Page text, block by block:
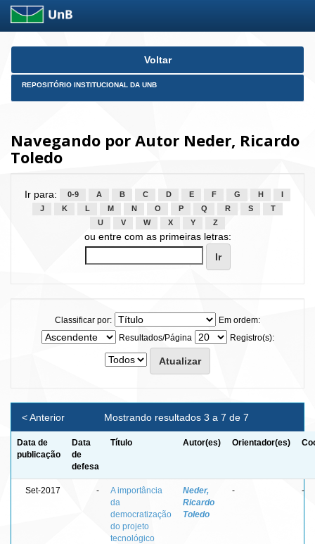
Skip
Voltar
REPOSITÓRIO INSTITUCIONAL DA UNB
Navegando por Autor Neder, Ricardo
Toledo
Ir para: 0-9 A B C D E F G H
J
K L M N O P Q R S
T
U
V W X Y Z
ou entre com as primeiras letras:
Classificar por:
Em ordem:
Resultados/Página
Registro(s):
Mostrando resultados 3 a 7 de 7
< Anterior
Data de
publicação
Data
de
defesa
Título Autor(es) Orientador(es)
Set-2017 -
A importância
da
democratização
do projeto
tecnológico
Neder,
Ricardo
Toledo
- -